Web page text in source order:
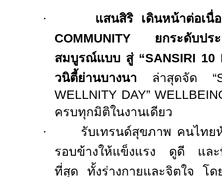
·
แสนสิริ เดินหน้าต่อเ
COMMUNITY ยกระดับประ
สมบูรณ์แบบ สู่ “SANSIRI 10
วนิตี้ย่านบางนา ล่าสุดจัด “
WELLNITY DAY”
ครบทุกมิติในงานเดียว
·
รับเทรนด์สุขภาพ คนไทย
รอบข้างให้แข็งแรง ดูดี และ
ที่สุด ทั้งร่างกายและจิตใจ โด